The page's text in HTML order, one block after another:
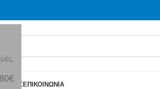
ΕΜΆΣΕΠΙΚΟΙΝΩΝΊΑ